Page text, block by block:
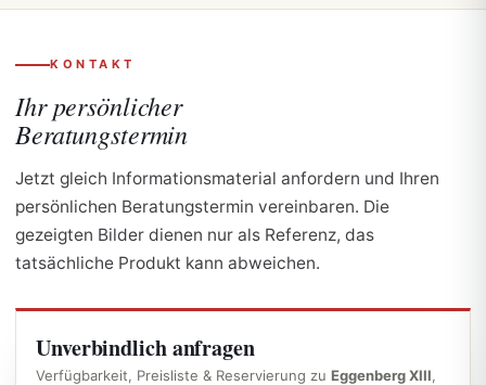
KONTAKT
Ihr persönlicher
Beratungstermin
Jetzt gleich Informationsmaterial anfordern und Ihren
persönlichen Beratungstermin vereinbaren. Die
gezeigten Bilder dienen nur als Referenz, das
tatsächliche Produkt kann abweichen.
Unverbindlich anfragen
Verfügbarkeit, Preisliste & Reservierung zu Eggenberg XIII,